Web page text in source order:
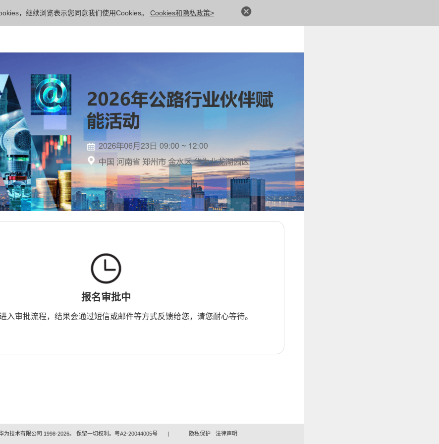
，继续浏览表示您同意我们使用Cookies。 Cookies和隐私政策>
报名审批中
入审批流程，结果会通过短信或邮件等方式反馈给您，请您耐心等待。
为技术有限公司 1998-2026。 保留一切权利。粤A2-20044005号 | 隐私保护 法律声明